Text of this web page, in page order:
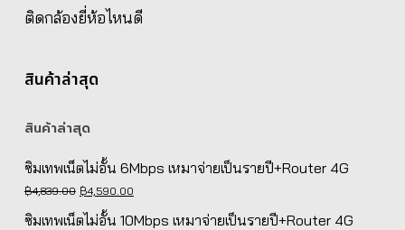
ติดกล้องยี่ห้อไหนดี
สินค้าล่าสุด
สินค้าล่าสุด
ซิมเทพเน็ตไม่อั้น 6Mbps เหมาจ่ายเป็นรายปี+Router 4G
฿4,839.00 Original
price
฿4,590.00Current
ซิมเทพเน็ตไม่อั้น 10Mbps เหมาจ่ายเป็นรายปี+Router 4G